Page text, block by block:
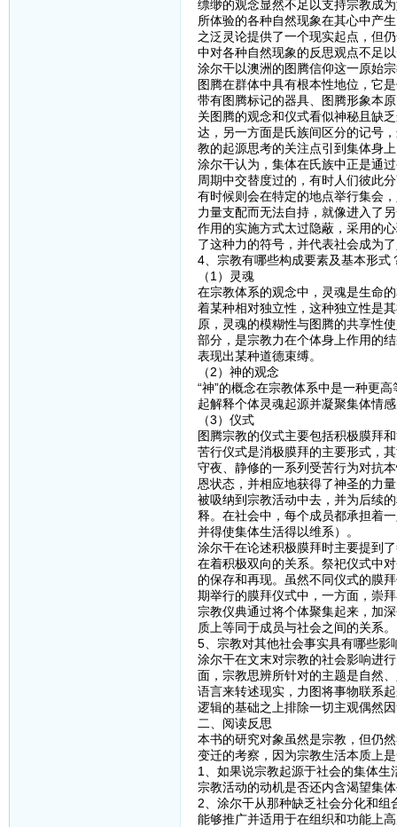
缥缈的观念显然不足以支持宗教成
所体验的各种自然现象在其心中产
之泛灵论提供了一个现实起点，但
中对各种自然现象的反思观点不足
涂尔干以澳洲的图腾信仰这一原始
图腾在群体中具有根本性地位，它
带有图腾标记的器具、图腾形象本
关图腾的观念和仪式看似神秘且缺
达，另一方面是氏族间区分的记号
教的起源思考的关注点引到集体身
涂尔干认为，集体在氏族中正是通
周期中交替度过的，有时人们彼此
有时候则会在特定的地点举行集会
力量支配而无法自持，就像进入了
作用的实施方式太过隐蔽，采用的
了这种力的符号，并代表社会成为
4、宗教有哪些构成要素及基本形式
（1）灵魂
在宗教体系的观念中，灵魂是生命
着某种相对独立性，这种独立性是
原，灵魂的模糊性与图腾的共享性
部分，是宗教力在个体身上作用的
表现出某种道德束缚。
（2）神的观念
“神”的概念在宗教体系中是一种更
起解释个体灵魂起源并凝聚集体情
（3）仪式
图腾宗教的仪式主要包括积极膜拜
苦行仪式是消极膜拜的主要形式，
守夜、静修的一系列受苦行为对抗
恩状态，并相应地获得了神圣的力
被吸纳到宗教活动中去，并为后续
释。在社会中，每个成员都承担着
并得使集体生活得以维系）。
涂尔干在论述积极膜拜时主要提到
在着积极双向的关系。祭祀仪式中
的保存和再现。虽然不同仪式的膜
期举行的膜拜仪式中，一方面，崇
宗教仪典通过将个体聚集起来，加
质上等同于成员与社会之间的关系。
5、宗教对其他社会事实具有哪些影
涂尔干在文末对宗教的社会影响进
面，宗教思辨所针对的主题是自然
语言来转述现实，力图将事物联系
逻辑的基础之上排除一切主观偶然
二、阅读反思
本书的研究对象虽然是宗教，但仍
变迁的考察，因为宗教生活本质上
1、如果说宗教起源于社会的集体
宗教活动的动机是否还内含渴望集
2、涂尔干从那种缺乏社会分化和
能够推广并适用于在组织和功能上